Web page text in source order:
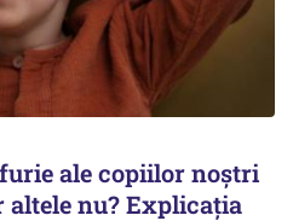
ale copiilor noștri
nu? Explicația